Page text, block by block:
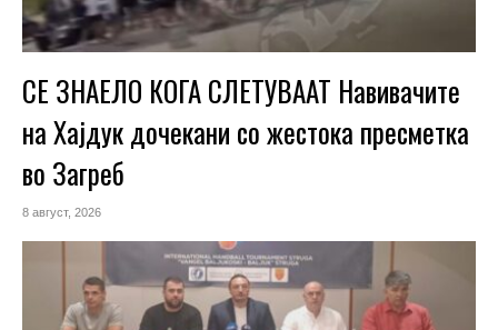
СЕ ЗНАЕЛО КОГА СЛЕТУВААТ Навивачите
на Хајдук дочекани со жестока пресметка
во Загреб
8 август, 2026